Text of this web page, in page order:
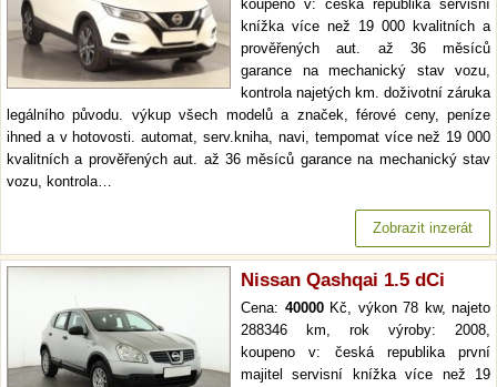
koupeno v: česká republika servisní
knížka více než 19 000 kvalitních a
prověřených aut. až 36 měsíců
garance na mechanický stav vozu,
kontrola najetých km. doživotní záruka
legálního původu. výkup všech modelů a značek, férové ceny, peníze
ihned a v hotovosti. automat, serv.kniha, navi, tempomat více než 19 000
kvalitních a prověřených aut. až 36 měsíců garance na mechanický stav
vozu, kontrola…
Zobrazit inzerát
Nissan Qashqai 1.5 dCi
Cena: 40000Kč, výkon 78 kw, najeto
288346 km, rok výroby: 2008,
koupeno v: česká republika první
majitel servisní knížka více než 19